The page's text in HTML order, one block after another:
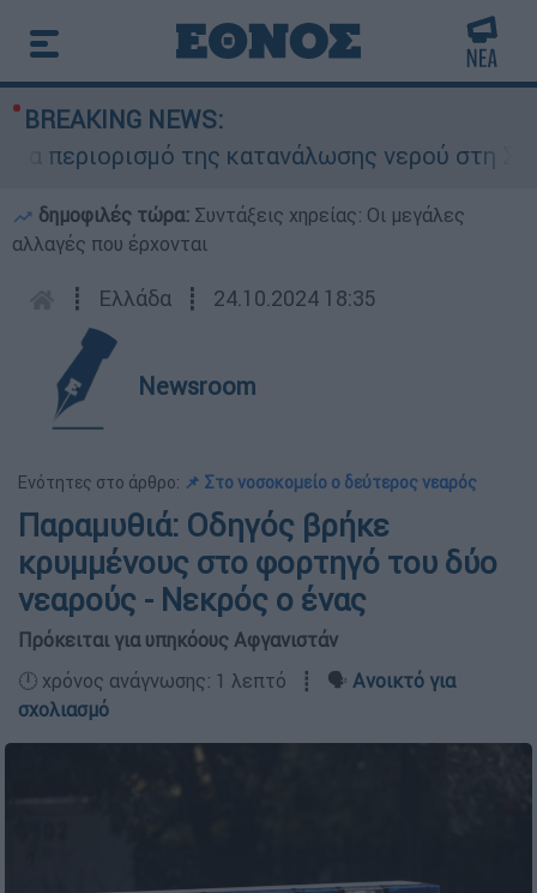
BREAKING NEWS:
περιορισμό της κατανάλωσης νερού στη
δημοφιλές τώρα: Συντάξεις χηρείας: Οι μεγάλες
αλλαγές που έρχονται
┋ Ελλάδα ┋ 24.10.2024 18:35
Newsroom
Ενότητες στο άρθρο: 📌 Στο νοσοκομείο ο δεύτερος νεαρός
Παραμυθιά: Οδηγός βρήκε
κρυμμένους στο φορτηγό του δύο
νεαρούς - Νεκρός ο ένας
Πρόκειται για υπηκόους Αφγανιστάν
🕛 χρόνος ανάγνωσης: 1 λεπτό ┋ 🗣️ Ανοικτό για
σχολιασμό